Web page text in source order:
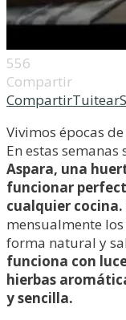
556
Compartir
CompartirTuitear
Vivimos épocas
En estas
Aspara, una
funcionar
cualquier cocina.
mensualmente
forma natural y
funciona con
hierbas
y sencilla.